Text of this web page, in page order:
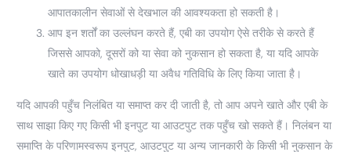
आपातकालीन सेवाओं से देखभाल की आवश्यकता हो सकती है।
आप इन शर्तों का उल्लंघन करते हैं, एबी का उपयोग ऐसे तरीके से करते हैं
जिससे आपको, दूसरों को या सेवा को नुकसान हो सकता है, या यदि आपके
खाते का उपयोग धोखाधड़ी या अवैध गतिविधि के लिए किया जाता है।
यदि आपकी पहुँच निलंबित या समाप्त कर दी जाती है, तो आप अपने खाते और एबी के
साथ साझा किए गए किसी भी इनपुट या आउटपुट तक पहुँच खो सकते हैं। निलंबन या
समाप्ति के परिणामस्वरूप इनपुट, आउटपुट या अन्य जानकारी के किसी भी नुकसान के